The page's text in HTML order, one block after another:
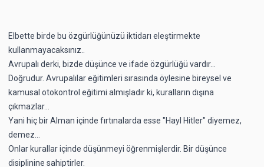
Elbette birde bu özgürlüğünüzü iktidarı eleştirmekte
kullanmayacaksınız..
Avrupalı derki, bizde düşünce ve ifade özgürlüğü vardır...
Doğrudur. Avrupalılar eğitimleri sırasında öylesine bireysel ve
kamusal otokontrol eğitimi almışladır ki, kuralların dışına
çıkmazlar...
Yani hiç bir Alman içinde fırtınalarda esse "Hayl Hitler" diyemez,
demez...
Onlar kurallar içinde düşünmeyi öğrenmişlerdir. Bir düşünce
disiplinine sahiptirler.